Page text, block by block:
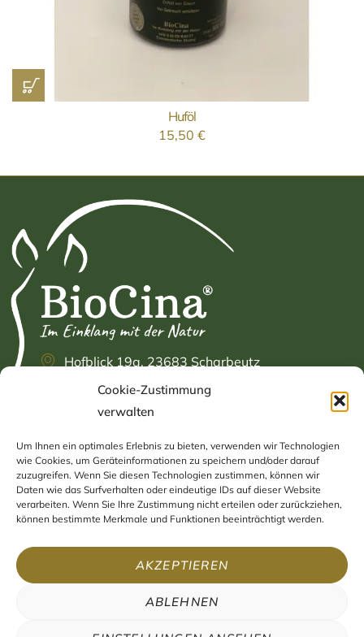
Cookie-Zustimmung
verwalten
Um Ihnen ein optimales Erlebnis zu bieten, verwenden wir Technologien
wie Cookies, um Geräteinformationen zu speichern und/oder darauf
zuzugreifen. Wenn Sie diesen Technologien zustimmen, können wir
Daten wie das Surfverhalten oder eindeutige IDs auf dieser Website
verarbeiten. Wenn Sie Ihre Zustimmung nicht erteilen oder zurückziehen,
können bestimmte Merkmale und Funktionen beeinträchtigt werden.
AKZEPTIEREN
ABLEHNEN
Huföl
15,50 €
Hofblick 19a, 23683 Scharbeutz
+49 (0) 4503 / 89 83 925
INFORMATIONEN
Impressum
Datenschutzerklärung
AGB
NAVIGATION
Home
Shop
Blog